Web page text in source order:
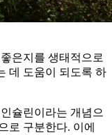
은지를 생태적으로
데 도움이 되도록 하
슐린이라는 개념으
로 구분한다. 이에